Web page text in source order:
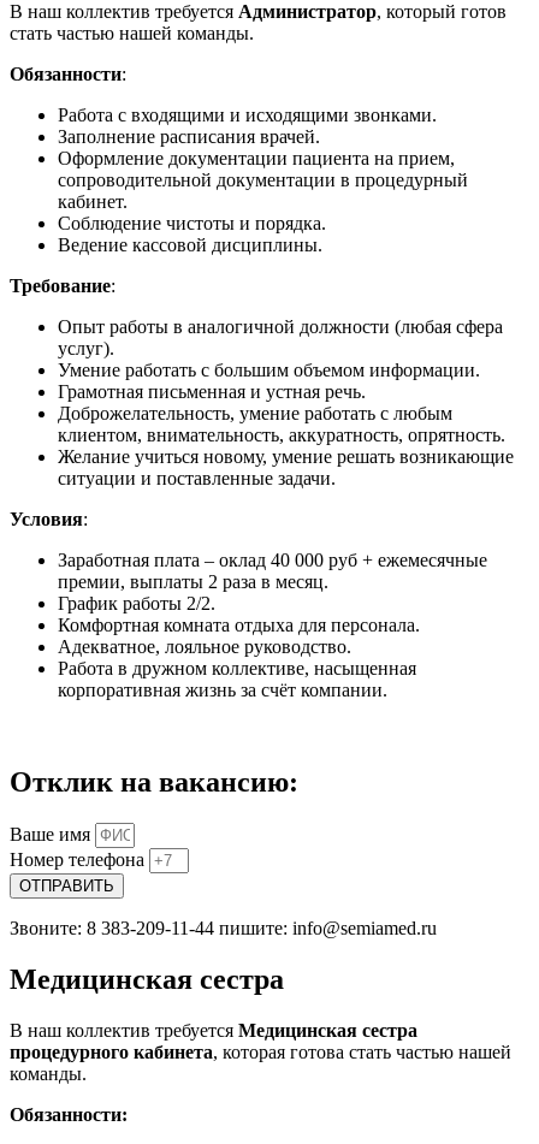
В наш коллектив требуется Администратор, который готов
стать частью нашей команды.
Обязанности:
Работа с входящими и исходящими звонками.
Заполнение расписания врачей.
Оформление документации пациента на прием,
сопроводительной документации в процедурный
кабинет.
Соблюдение чистоты и порядка.
Ведение кассовой дисциплины.
Требование:
Опыт работы в аналогичной должности (любая сфера
услуг).
Умение работать с большим объемом информации.
Грамотная письменная и устная речь.
Доброжелательность, умение работать с любым
клиентом, внимательность, аккуратность, опрятность.
Желание учиться новому, умение решать возникающие
ситуации и поставленные задачи.
Условия:
Заработная плата – оклад 40 000 руб + ежемесячные
премии, выплаты 2 раза в месяц.
График работы 2/2.
Комфортная комната отдыха для персонала.
Адекватное, лояльное руководство.
Работа в дружном коллективе, насыщенная
корпоративная жизнь за счёт компании.
Отклик на вакансию:
Ваше имя
Номер телефона
ОТПРАВИТЬ
Звоните: 8 383-209-11-44 пишите: info@semiamed.ru
Медицинская сестра
В наш коллектив требуется Медицинская сестра
процедурного кабинета, которая готова стать частью нашей
команды.
Обязанности: